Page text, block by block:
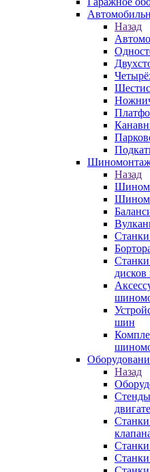
Назад
Назад
Станки
дисков
шин
Назад
Станки